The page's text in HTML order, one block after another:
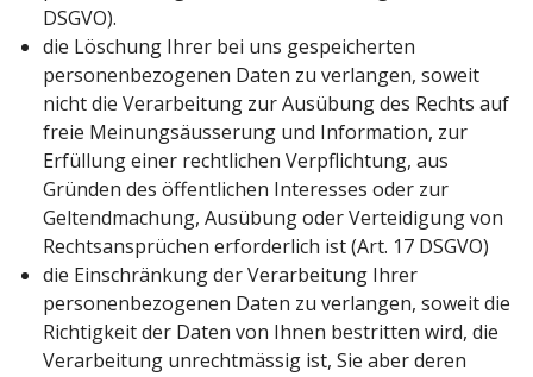
DSGVO).
die Löschung Ihrer bei uns gespeicherten
personenbezogenen Daten zu verlangen, soweit
nicht die Verarbeitung zur Ausübung des Rechts auf
freie Meinungsäusserung und Information, zur
Erfüllung einer rechtlichen Verpflichtung, aus
Gründen des öffentlichen Interesses oder zur
Geltendmachung, Ausübung oder Verteidigung von
Rechtsansprüchen erforderlich ist (Art. 17 DSGVO)
die Einschränkung der Verarbeitung Ihrer
personenbezogenen Daten zu verlangen, soweit die
Richtigkeit der Daten von Ihnen bestritten wird, die
Verarbeitung unrechtmässig ist, Sie aber deren